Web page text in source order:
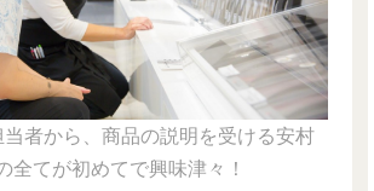
者から、商品の説明を受ける安村
全てが初めてで興味津々！